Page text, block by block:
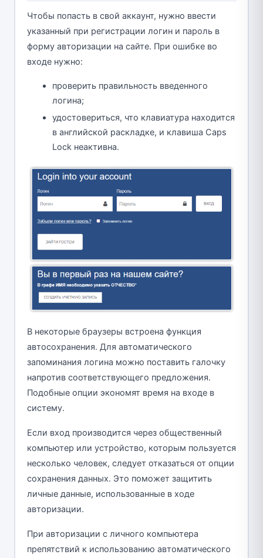
Чтобы попасть в свой аккаунт, нужно ввести
указанный при регистрации логин и пароль в
форму авторизации на сайте. При ошибке во
входе нужно:
проверить правильность введенного
логина;
удостовериться, что клавиатура находится
в английской раскладке, и клавиша Caps
Lock неактивна.
В некоторые браузеры встроена функция
автосохранения. Для автоматического
запоминания логина можно поставить галочку
напротив соответствующего предложения.
Подобные опции экономят время на входе в
систему.
Если вход производится через общественный
компьютер или устройство, которым пользуется
несколько человек, следует отказаться от опции
сохранения данных. Это поможет защитить
личные данные, использованные в ходе
авторизации.
При авторизации с личного компьютера
препятствий к использованию автоматического